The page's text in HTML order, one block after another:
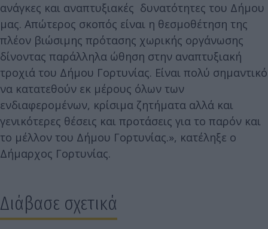
ανάγκες και αναπτυξιακές δυνατότητες του Δήμου
μας. Απώτερος σκοπός είναι η θεσμοθέτηση της
πλέον βιώσιμης πρότασης χωρικής οργάνωσης
δίνοντας παράλληλα ώθηση στην αναπτυξιακή
τροχιά του Δήμου Γορτυνίας. Είναι πολύ σημαντικό
να κατατεθούν εκ μέρους όλων των
ενδιαφερομένων, κρίσιμα ζητήματα αλλά και
γενικότερες θέσεις και προτάσεις για το παρόν και
το μέλλον του Δήμου Γορτυνίας.», κατέληξε ο
Δήμαρχος Γορτυνίας.
Διάβασε σχετικά